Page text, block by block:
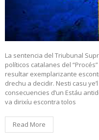
La sentencia del Triubunal
políticos catalanes del
resultar exemplarizante
drechu a decidir. Nesti casu
consecuencies d’un Estáu
va dirixíu escontra tolos
Read More